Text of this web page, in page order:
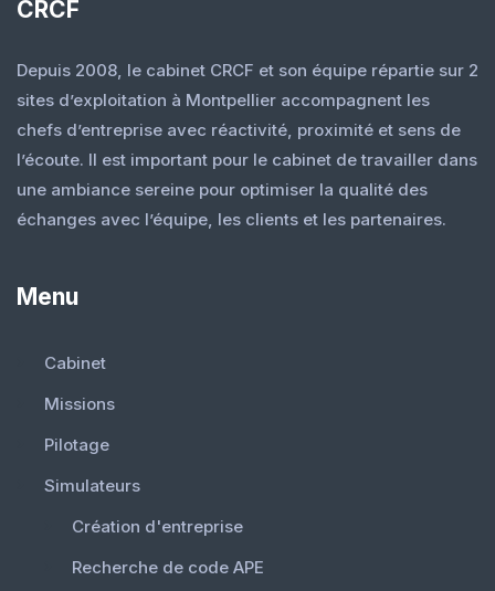
CRCF
Depuis 2008, le cabinet CRCF et son équipe répartie sur 2
sites d’exploitation à Montpellier accompagnent les
chefs d’entreprise avec réactivité, proximité et sens de
l’écoute. Il est important pour le cabinet de travailler dans
une ambiance sereine pour optimiser la qualité des
échanges avec l’équipe, les clients et les partenaires.
Menu
Cabinet
Missions
Pilotage
Simulateurs
Création d'entreprise
Recherche de code APE